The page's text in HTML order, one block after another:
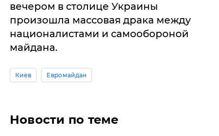
вечером в столице Украины
произошла массовая драка между
националистами и самообороной
майдана.
Киев Евромайдан
Новости по теме